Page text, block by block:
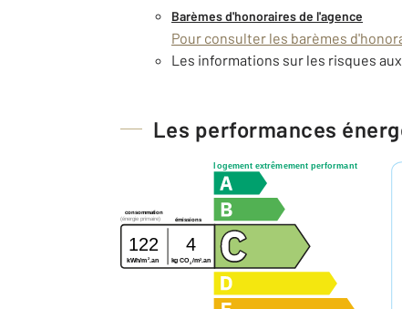
Barèmes d'honoraires de l'agence
Pour consulter les barèmes
Les informations sur les risques
Les performances
logement extrêmement performant
consommation
émissions
(énergie primaire)
122 4
kWh/m 2 .an kg CO2/m2 .an